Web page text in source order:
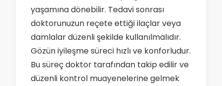
yaşamına dönebilir. Tedavi sonrası
doktorunuzun reçete ettiği ilaçlar veya
damlalar düzenli şekilde kullanılmalıdır.
Gözün iyileşme süreci hızlı ve konforludur.
Bu süreç doktor tarafından takip edilir ve
düzenli kontrol muayenelerine gelmek